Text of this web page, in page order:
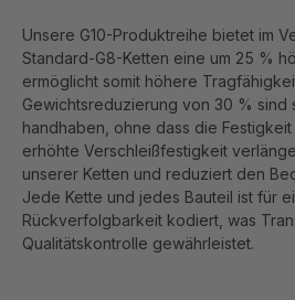
Unsere G10-Produktreihe bietet im
Standard-G8-Ketten eine um 25 %
ermöglicht somit höhere
Gewichtsreduzierung von 30 % sind
handhaben, ohne dass die
erhöhte Verschleißfestigkeit
unserer Ketten und reduziert den
Jede Kette und jedes Bauteil ist für
Rückverfolgbarkeit kodiert, was
Qualitätskontrolle gewährleistet.